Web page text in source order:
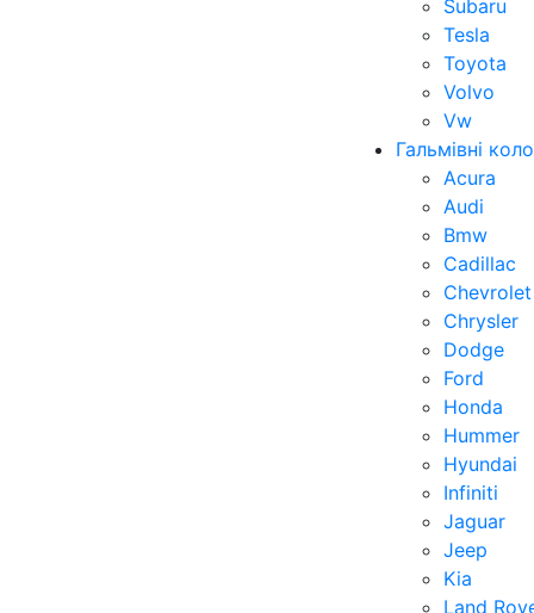
Subaru
Tesla
Toyota
Volvo
Vw
Гальмівні
Acura
Audi
Bmw
Cadillac
Chevrolet
Chrysler
Dodge
Ford
Honda
Hummer
Hyundai
Infiniti
Jaguar
Jeep
Kia
Land